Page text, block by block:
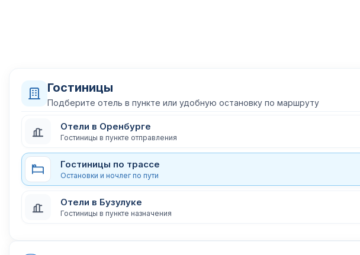
Гостиницы
Подберите отель в пункте или удобную остановку по маршруту
Отели в Оренбурге
Гостиницы в пункте отправления
Гостиницы по трассе
Остановки и ночлег по пути
Отели в Бузулуке
Гостиницы в пункте назначения